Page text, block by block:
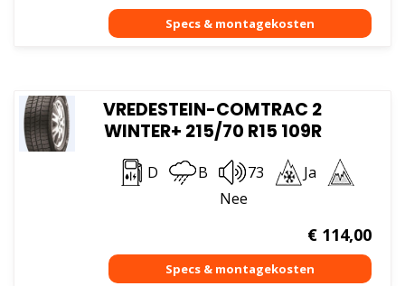
VREDESTEIN-COMTRAC 2
WINTER+ 215/70 R15 109R
D B 73
Ja
Nee
€114,00